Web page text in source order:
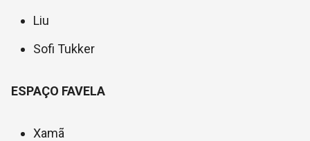
Liu
Sofi Tukker
ESPAÇO FAVELA
Xamã